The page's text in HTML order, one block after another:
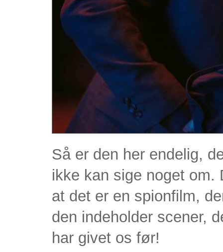
Så er den her endelig,
ikke kan sige noget om.
at det er en spionfilm,
den indeholder scener,
har givet os før!